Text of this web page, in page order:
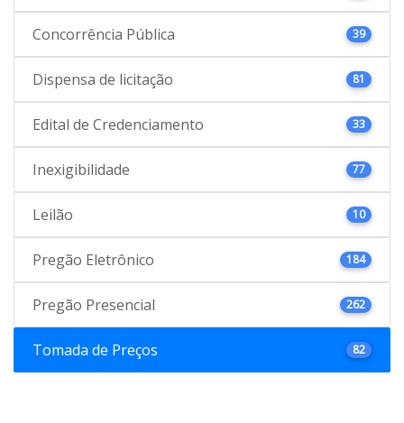
Concorrência Pública 39
Dispensa de licitação 81
Edital de Credenciamento 33
Inexigibilidade 77
Leilão 10
Pregão Eletrônico 184
Pregão Presencial 262
Tomada de Preços 82